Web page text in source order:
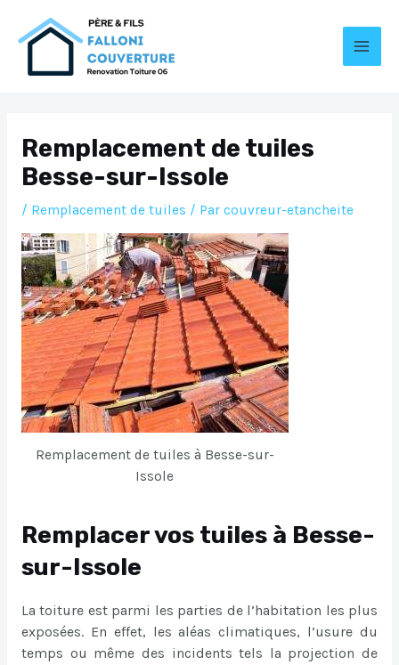
Remplacement de tuiles
Besse-sur-Issole
/ Remplacement de tuiles / Par couvreur-etancheite
Remplacement de tuiles à Besse-sur-
Issole
Remplacer vos tuiles à Besse-
sur-Issole
La toiture est parmi les parties de l’habitation les plus
exposées. En effet, les aléas climatiques, l’usure du
temps ou même des incidents tels la projection de